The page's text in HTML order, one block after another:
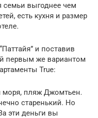
семьи выгоднее чем
есть кухня и размер
и поставив
первым же вариантом
True:
моря, пляж Джомтьен.
старенький. Но
эти деньги вы